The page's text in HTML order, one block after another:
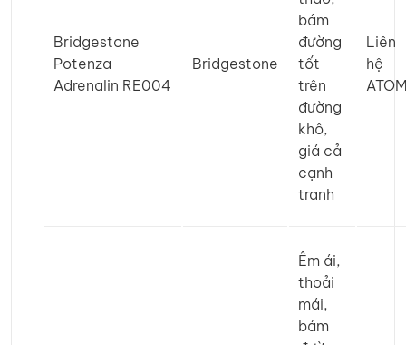
Bridgestone
Potenza
Adrenalin RE004
Bridgestone
bám
đường
tốt
trên
đường
khô,
giá cả
cạnh
tranh
Liên
hệ
Êm ái,
thoải
mái,
bám